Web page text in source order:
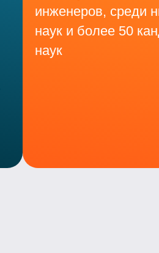
инженеров, среди
наук и более 50
наук